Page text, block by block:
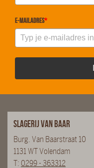
E-mailadres*
Slagerij van Baar
Burg. Van Baarstraat 10
1131 WT Volendam
T: 0299 - 363312